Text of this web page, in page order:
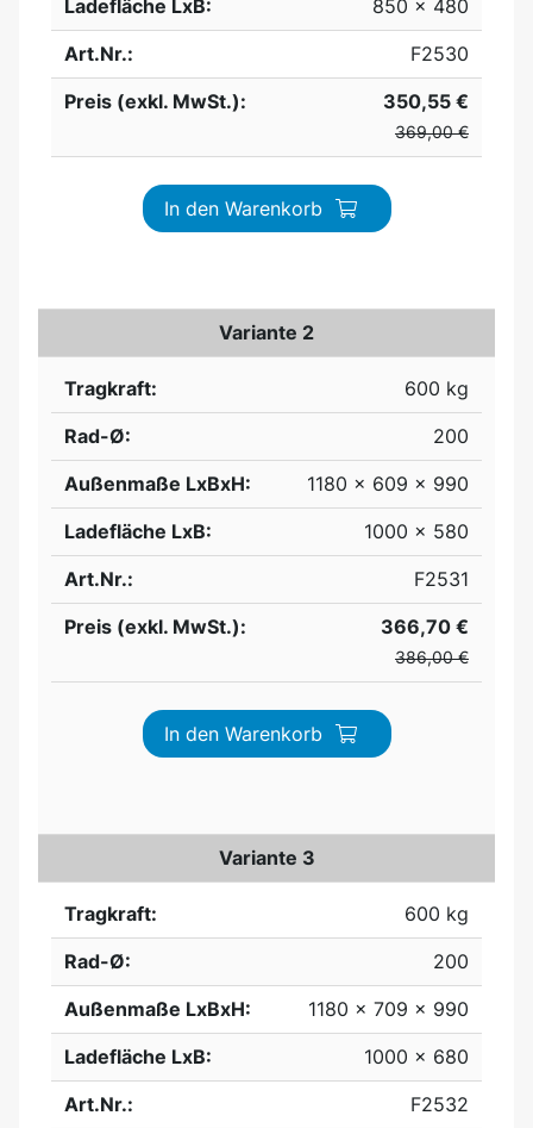
Ladefläche LxB:
850 x 480
Art.Nr.:
F2530
Preis (exkl. MwSt.):
350,55 €
369,00 €
In den Warenkorb
Variante 2
Tragkraft:
600 kg
Rad-Ø:
200
Außenmaße LxBxH:
1180 x 609 x 990
Ladefläche LxB:
1000 x 580
Art.Nr.:
F2531
Preis (exkl. MwSt.):
366,70 €
386,00 €
In den Warenkorb
Variante 3
Tragkraft:
600 kg
Rad-Ø:
200
Außenmaße LxBxH:
1180 x 709 x 990
Ladefläche LxB:
1000 x 680
Art.Nr.:
F2532